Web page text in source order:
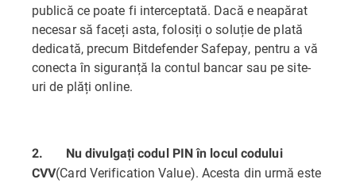
publică ce poate fi interceptată. Dacă e neapărat
necesar să faceți asta, folosiți o soluție de plată
dedicată, precum Bitdefender Safepay, pentru a vă
conecta în siguranță la contul bancar sau pe site-
uri de plăți online.
2. Nu divulgați codul PIN în locul codului
CVV(Card Verification Value). Acesta din urmă este